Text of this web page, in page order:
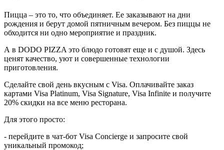
Пицца – это то, что объединяет. Ее заказывают на дни
рождения и берут домой пятничным вечером. Без пиццы не
обходится ни одно мероприятие и праздник.
А в DODO PIZZA это блюдо готовят еще и с душой. Здесь
ценят качество, уют и совершенные технологии
приготовления.
Сделайте свой день вкусным с Visa. Оплачивайте заказ
картами Visa Platinum, Visa Signature, Visa Infinite и получите
20% скидки на все меню ресторана.
Для этого просто:
- перейдите в чат-бот Visa Concierge и запросите свой
уникальный промокод;